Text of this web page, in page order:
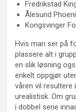
Fredrikstad
Ålesund
Kongsvinger
Hvis man ser på
plassere alt i
en slik løsning
enkelt oppgjør
våren vil
urealistisk. Om
i dobbel serie